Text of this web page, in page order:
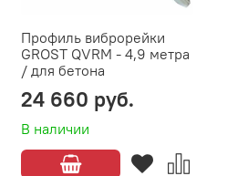
Профиль виброрейки
GROST QVRM - 4,9 метра
/ для бетона
В наличии
24 660 руб.